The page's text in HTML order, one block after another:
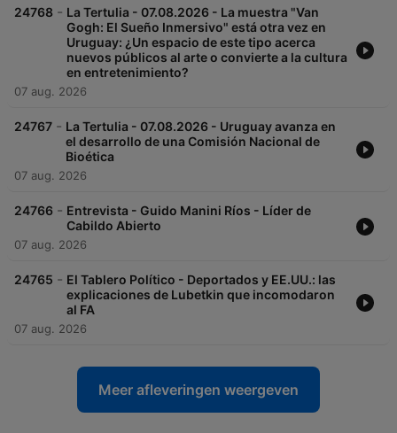
24768 - La Tertulia - 07.08.2026 - La muestra "Van
Gogh: El Sueño Inmersivo" está otra vez en
Uruguay: ¿Un espacio de este tipo acerca
nuevos públicos al arte o convierte a la cultura
en entretenimiento?
07 aug. 2026
24767 - La Tertulia - 07.08.2026 - Uruguay avanza en
el desarrollo de una Comisión Nacional de
Bioética
07 aug. 2026
24766 - Entrevista - Guido Manini Ríos - Líder de
Cabildo Abierto
07 aug. 2026
24765 - El Tablero Político - Deportados y EE.UU.: las
explicaciones de Lubetkin que incomodaron
al FA
07 aug. 2026
Meer afleveringen weergeven